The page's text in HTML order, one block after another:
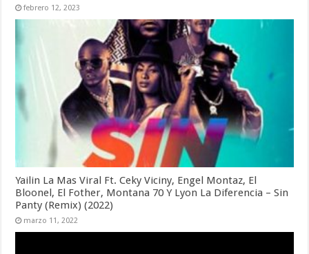
febrero 12, 2023
Yailin La Mas Viral Ft. Ceky Viciny, Engel Montaz, El
Bloonel, El Fother, Montana 70 Y Lyon La Diferencia – Sin
Panty (Remix) (2022)
marzo 11, 2022